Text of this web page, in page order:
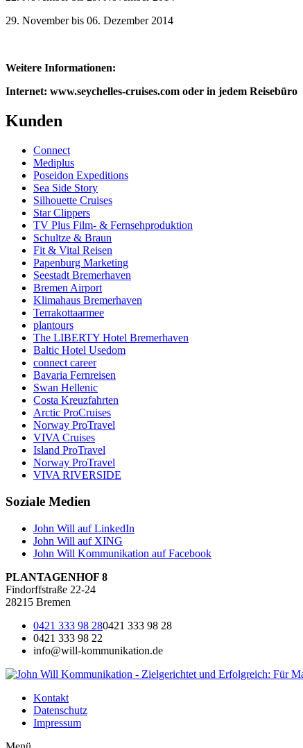
29. November bis 06. Dezember 2014
Weitere Informationen:
Internet: www.seychelles-cruises.com oder in jedem Reisebüro
Kunden
Connect
Mediplus
Poseidon Expeditions
Sea Side Story
Silhouette Cruises
Star Clippers
TV Plus Film- & Fernsehproduktion
Schultze & Braun
Fit & Vital Reisen
Papenburg Marketing
Seestadt Bremerhaven
Bremen Airport
Klimahaus Bremerhaven
Terrakottaarmee
plantours
The LIBERTY Hotel Bremerhaven
Baltic Hotel Usedom
connect career
Bavaria Fernreisen
Swan Hellenic
Costa Kreuzfahrten
Arctic ProCruises
Norway ProTravel
VIVA Cruises
Island ProTravel
Norway ProTravel
VIVA RIVERSIDE
Soziale Medien
John Will auf LinkedIn
John Will auf XING
John Will Kommunikation auf Facebook
PLANTAGENHOF 8
Findorffstraße 22-24
28215 Bremen
0421 333 98 280421 333 98 28
0421 333 98 22
info@will-kommunikation.de
Kontakt
Datenschutz
Impressum